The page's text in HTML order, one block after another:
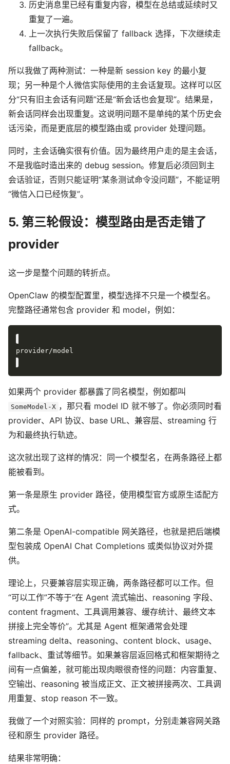
历史消息里已经有重复内容，模型在总结或延续时又
重复了一遍。
上一次执行失败后保留了 fallback 选择，下次继续走
fallback。
所以我做了两种测试：一种是新 session key 的最小复
现；另一种是个人微信实际使用的主会话复现。这样可以区
分“只有旧主会话有问题”还是“新会话也会复现”。结果是，
新会话同样会出现重复。这说明问题不是单纯的某个历史会
话污染，而是更底层的模型路由或 provider 处理问题。
同时，主会话确实很有价值。因为最终用户走的是主会话，
不是我临时造出来的 debug session。修复后必须回到主
会话验证，否则只能证明“某条测试命令没问题”，不能证明
“微信入口已经恢复”。
5. 第三轮假设：模型路由是否走错了
provider
这一步是整个问题的转折点。
OpenClaw 的模型配置里，模型选择不只是一个模型名。
完整路径通常包含 provider 和 model，例如：
如果两个 provider 都暴露了同名模型，例如都叫
SomeModel-X ，那只看 model ID 就不够了。你必须同时看
provider、API 协议、base URL、兼容层、streaming 行
为和最终执行轨迹。
这次就出现了这样的情况：同一个模型名，在两条路径上都
能被看到。
第一条是原生 provider 路径，使用模型官方或原生适配方
式。
第二条是 OpenAI-compatible 网关路径，也就是把后端模
型包装成 OpenAI Chat Completions 或类似协议对外提
供。
理论上，只要兼容层实现正确，两条路径都可以工作。但
“可以工作”不等于“在 Agent 流式输出、reasoning 字段、
content fragment、工具调用兼容、缓存统计、最终文本
拼接上完全等价”。尤其是 Agent 框架通常会处理
streaming delta、reasoning、content block、usage、
fallback、重试等细节。如果兼容层返回格式和框架期待之
间有一点偏差，就可能出现肉眼很奇怪的问题：内容重复、
空输出、reasoning 被当成正文、正文被拼接两次、工具调
用重复、stop reason 不一致。
我做了一个对照实验：同样的 prompt，分别走兼容网关路
径和原生 provider 路径。
结果非常明确：